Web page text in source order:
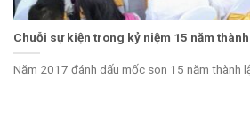
Chuỗi sự kiện trong kỷ niệm 15 năm
Năm 2017 đánh dấu mốc son 15 năm thành